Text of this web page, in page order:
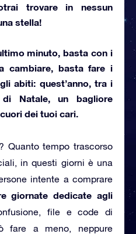
trovare in nessun
stella!
minuto, basta con i
cambiare, basta fare i
abiti: quest’anno, tra i
Natale, un bagliore
dei tuoi cari.
Quanto tempo trascorso
in questi giorni è una
intente a comprare
giornate dedicate agli
file e code di
fare a meno, neppure